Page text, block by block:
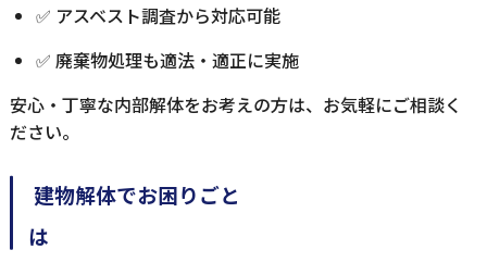
✅ アスベスト調査から対応可能
✅ 廃棄物処理も適法・適正に実施
安心・丁寧な内部解体をお考えの方は、お気軽にご相談く
ださい。
建物解体でお困りごと